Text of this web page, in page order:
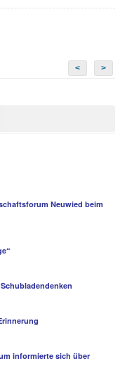
< >
Neuwied beim
informierte sich über